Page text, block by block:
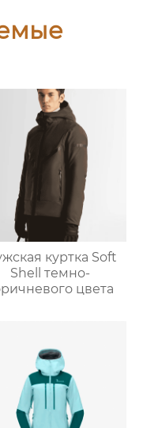
куртка Soft
Shell темно-
цвета